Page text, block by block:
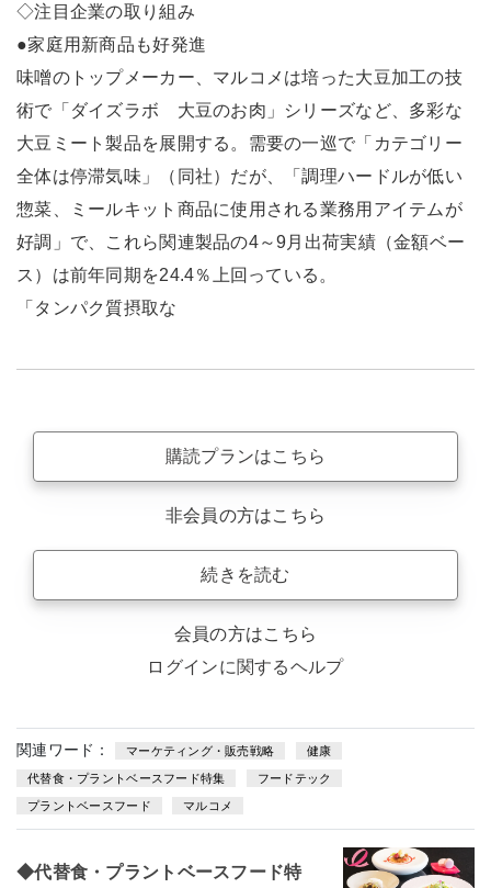
◇注目企業の取り組み
●家庭用新商品も好発進
味噌のトップメーカー、マルコメは培った大豆加工の技
術で「ダイズラボ 大豆のお肉」シリーズなど、多彩な
大豆ミート製品を展開する。需要の一巡で「カテゴリー
全体は停滞気味」（同社）だが、「調理ハードルが低い
惣菜、ミールキット商品に使用される業務用アイテムが
好調」で、これら関連製品の4～9月出荷実績（金額ベー
ス）は前年同期を24.4％上回っている。
「タンパク質摂取な
購読プランはこちら
非会員の方はこちら
続きを読む
会員の方はこちら
ログインに関するヘルプ
関連ワード： マーケティング・販売戦略 健康
代替食・プラントベースフード特集 フードテック
プラントベースフード マルコメ
◆代替食・プラントベースフード特